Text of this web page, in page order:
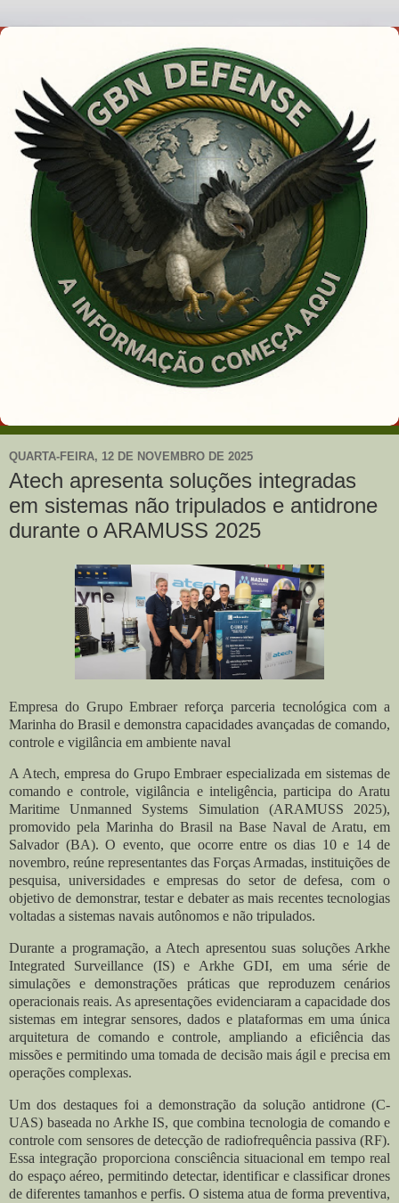
QUARTA-FEIRA, 12 DE NOVEMBRO DE 2025
Atech apresenta soluções integradas
em sistemas não tripulados e antidrone
durante o ARAMUSS 2025
Empresa do Grupo Embraer reforça parceria tecnológica com a
Marinha do Brasil e demonstra capacidades avançadas de comando,
controle e vigilância em ambiente naval
A Atech, empresa do Grupo Embraer especializada em sistemas de
comando e controle, vigilância e inteligência, participa do Aratu
Maritime Unmanned Systems Simulation (ARAMUSS 2025),
promovido pela Marinha do Brasil na Base Naval de Aratu, em
Salvador (BA). O evento, que ocorre entre os dias 10 e 14 de
novembro, reúne representantes das Forças Armadas, instituições de
pesquisa, universidades e empresas do setor de defesa, com o
objetivo de demonstrar, testar e debater as mais recentes tecnologias
voltadas a sistemas navais autônomos e não tripulados.
Durante a programação, a Atech apresentou suas soluções Arkhe
Integrated Surveillance (IS) e Arkhe GDI, em uma série de
simulações e demonstrações práticas que reproduzem cenários
operacionais reais. As apresentações evidenciaram a capacidade dos
sistemas em integrar sensores, dados e plataformas em uma única
arquitetura de comando e controle, ampliando a eficiência das
missões e permitindo uma tomada de decisão mais ágil e precisa em
operações complexas.
Um dos destaques foi a demonstração da solução antidrone (C-
UAS) baseada no Arkhe IS, que combina tecnologia de comando e
controle com sensores de detecção de radiofrequência passiva (RF).
Essa integração proporciona consciência situacional em tempo real
do espaço aéreo, permitindo detectar, identificar e classificar drones
de diferentes tamanhos e perfis. O sistema atua de forma preventiva,